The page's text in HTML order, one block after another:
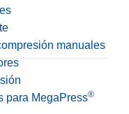
manuales
para MegaPress®